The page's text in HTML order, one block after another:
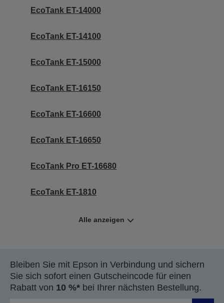
EcoTank ET-14000
EcoTank ET-14100
EcoTank ET-15000
EcoTank ET-16150
EcoTank ET-16600
EcoTank ET-16650
EcoTank Pro ET-16680
EcoTank ET-1810
Alle anzeigen
Bleiben Sie mit Epson in Verbindung und sichern
Sie sich sofort einen Gutscheincode für einen
Rabatt von 10 %* bei Ihrer nächsten Bestellung.